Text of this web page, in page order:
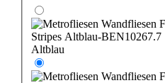
Altblau